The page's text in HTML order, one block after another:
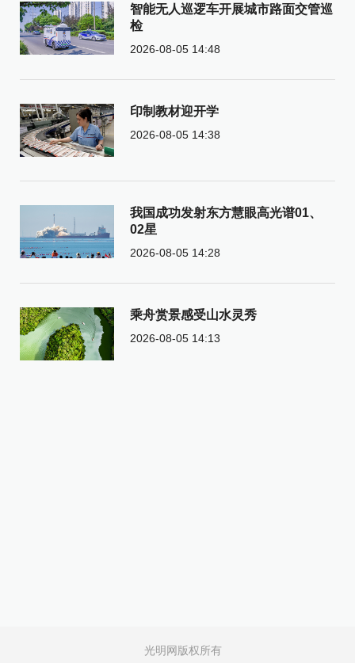
智能无人巡逻车开展城市路面交管巡
检
2026-08-05 14:48
印制教材迎开学
2026-08-05 14:38
我国成功发射东方慧眼高光谱01、
02星
2026-08-05 14:28
乘舟赏景感受山水灵秀
2026-08-05 14:13
光明网版权所有